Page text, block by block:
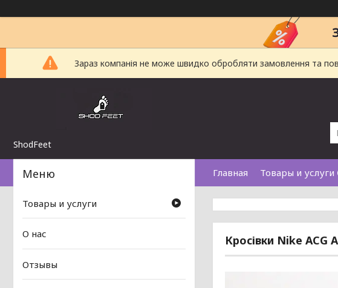
Зараз компанія не може швидко обробляти замовлення та
ShodFeet
Главная Товары и услуги
Кросівки Nike
Товары и услуги
О нас
Отзывы